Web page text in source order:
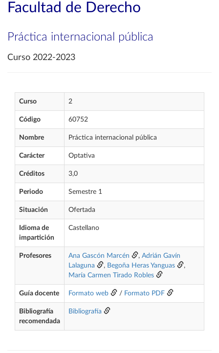
Facultad de Derecho
Práctica internacional pública
Curso 2022-2023
Curso 2
Código 60752
Nombre Práctica internacional pública
Carácter Optativa
Créditos 3,0
Periodo Semestre 1
Situación Ofertada
Idioma de
impartición
Castellano
Profesores Ana Gascón Marcén , Adrián Gavín
Lalaguna
, Begoña Heras Yanguas
,
María Carmen Tirado Robles
Guía docente Formato web / Formato PDF
Bibliografía
recomendada
Bibliografía